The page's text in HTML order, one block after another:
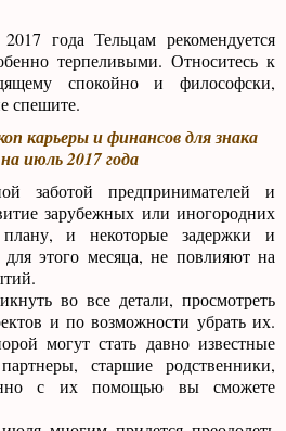
года Тельцам рекомендуется
терпеливыми. Относитесь к
спокойно и философски,
спешите.
карьеры и финансов для знака
июль 2017 года
заботой предпринимателей и
зарубежных или иногородних
и некоторые задержки и
этого месяца, не повлияют на
во все детали, просмотреть
и по возможности убрать их.
могут стать давно известные
старшие родственники,
с их помощью вы сможете